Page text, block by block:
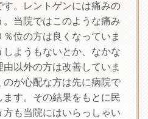
。レントゲンには痛みの
当院ではこのような痛み
位の方は良くなっていま
ようもないとか、なかな
以外の方は改善していま
が心配な方は先に病院で
す。その結果をもとに民
も当院にはいらっしゃい